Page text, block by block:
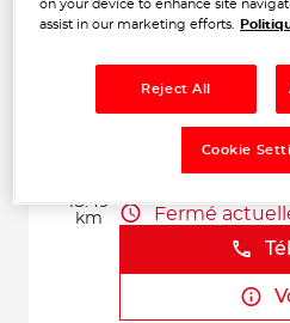
18.49
km
GARAGE
6 rue Paul
Fermé
on your device to enhance site
assist in our marketing efforts.
Reject All
Cookie